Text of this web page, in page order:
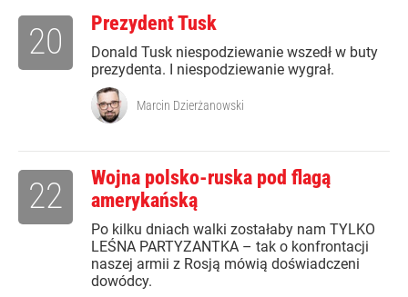
Prezydent Tusk
Donald Tusk niespodziewanie wszedł w buty
prezydenta. I niespodziewanie wygrał.
20
Marcin Dzierżanowski
Wojna polsko-ruska pod flagą
amerykańską
Po kilku dniach walki zostałaby nam TYLKO
LEŚNA PARTYZANTKA – tak o konfrontacji
naszej armii z Rosją mówią doświadczeni
dowódcy.
22